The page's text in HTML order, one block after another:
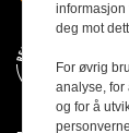
informasjon
deg mot
For øvrig
analyse, for
og for å